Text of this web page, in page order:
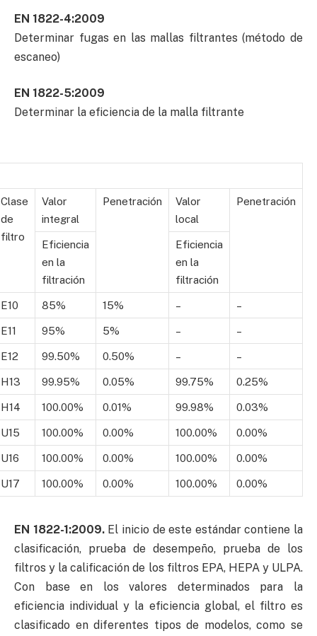
EN 1822-4:2009
Determinar fugas en las mallas filtrantes (método de
escaneo)
EN 1822-5:2009
Determinar la eficiencia de la malla filtrante
Clase
de
filtro
Valor
integral
Penetración
Valor
local
Penetración
Eficiencia
en la
filtración
Eficiencia
en la
filtración
E10 85% 15% – –
E11 95% 5% – –
E12 99.50% 0.50% – –
H13 99.95% 0.05% 99.75% 0.25%
H14 100.00% 0.01% 99.98% 0.03%
U15 100.00% 0.00% 100.00% 0.00%
U16 100.00% 0.00% 100.00% 0.00%
U17 100.00% 0.00% 100.00% 0.00%
EN 1822-1:2009. El inicio de este estándar contiene la
clasificación, prueba de desempeño, prueba de los
filtros y la calificación de los filtros EPA, HEPA y ULPA.
Con base en los valores determinados para la
eficiencia individual y la eficiencia global, el filtro es
clasificado en diferentes tipos de modelos, como se